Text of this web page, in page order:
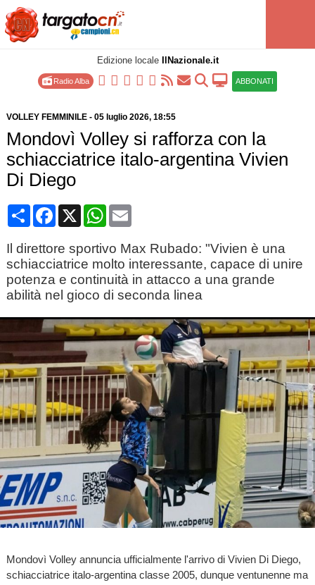
Edizione locale IlNazionale.it
Radio Alba ABBONATI
VOLLEY FEMMINILE- 05 luglio 2026, 18:55
Mondovì Volley si rafforza con la
schiacciatrice italo-argentina Vivien
Di Diego
CondividiFacebook
X WhatsApp
Email
Il direttore sportivo Max Rubado: "Vivien è una
schiacciatrice molto interessante, capace di unire
potenza e continuità in attacco a una grande
abilità nel gioco di seconda linea
Mondovì Volley annuncia ufficialmente l'arrivo di Vivien Di Diego,
schiacciatrice italo‑argentina classe 2005, dunque ventunenne ma